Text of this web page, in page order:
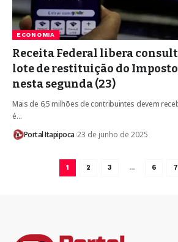
ECONOMIA
Receita Federal libera
lote de restituição do Imposto
nesta segunda (23)
Mais de 6,5 milhões de contribuintes devem
é…
Portal Itapipoca 23 de junho de 2025
1 2 3 … 6 7